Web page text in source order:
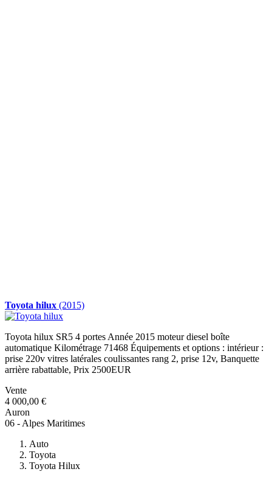
Toyota hilux (2015)
Toyota hilux SR5 4 portes Année 2015 moteur diesel boîte
automatique Kilométrage 71468 Équipements et options : intérieur :
prise 220v vitres latérales coulissantes rang 2, prise 12v, Banquette
arrière rabattable, Prix 2500EUR
Vente
4 000,00 €
Auron
06 - Alpes Maritimes
Auto
Toyota
Toyota Hilux